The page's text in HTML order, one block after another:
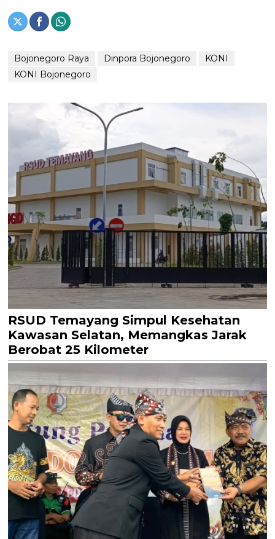
Bojonegoro Raya Dinpora Bojonegoro
KONI
KONI Bojonegoro
RSUD Temayang Simpul Kesehatan
Kawasan Selatan, Memangkas Jarak
Berobat 25 Kilometer